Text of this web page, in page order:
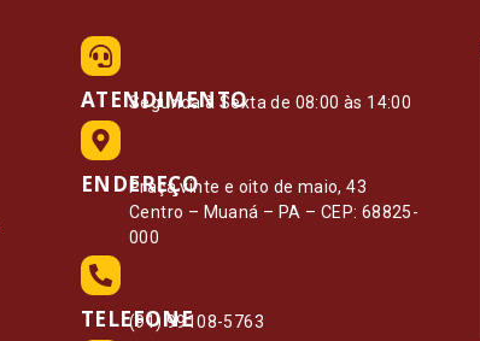
ATENDIMENTO
Segunda à Sexta de 08:00 às 14:00
ENDEREÇO
Praça vinte e oito de maio, 43
Centro – Muaná – PA – CEP: 68825-
000
TELEFONE
(91) 99108-5763